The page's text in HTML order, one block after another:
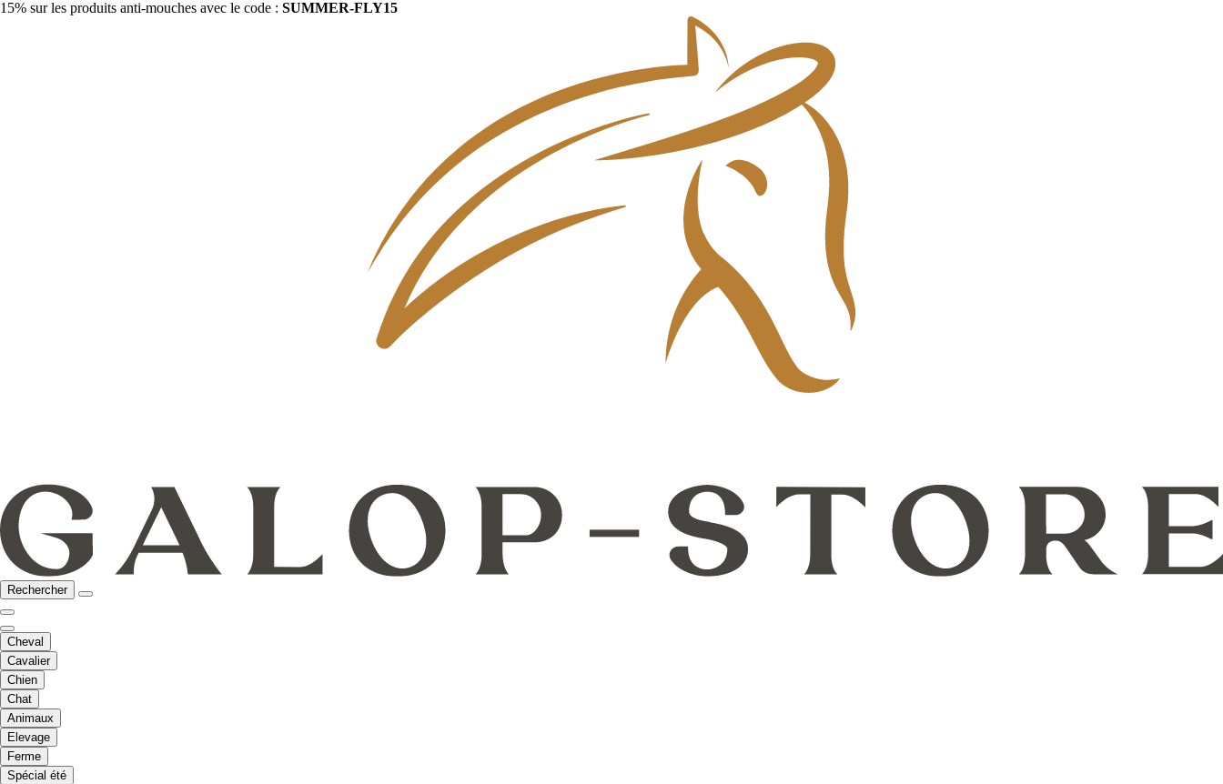
15% sur les produits anti-mouches avec le code : SUMMER-FLY15
Rechercher
Cheval
Cavalier
Chien
Chat
Animaux
Elevage
Ferme
Spécial été